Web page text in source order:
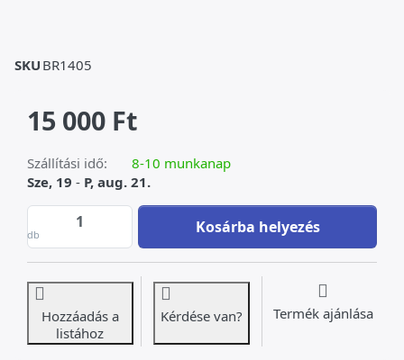
SKU BR1405
15 000 Ft
Szállítási idő:
8-10 munkanap
Sze, 19 - P, aug. 21.
db
Porcelán-bronz tároló at 15 000 Ft,
Kosárba helyezés
Hozzáadás a
listához
Kérdése van? Termék ajánlása